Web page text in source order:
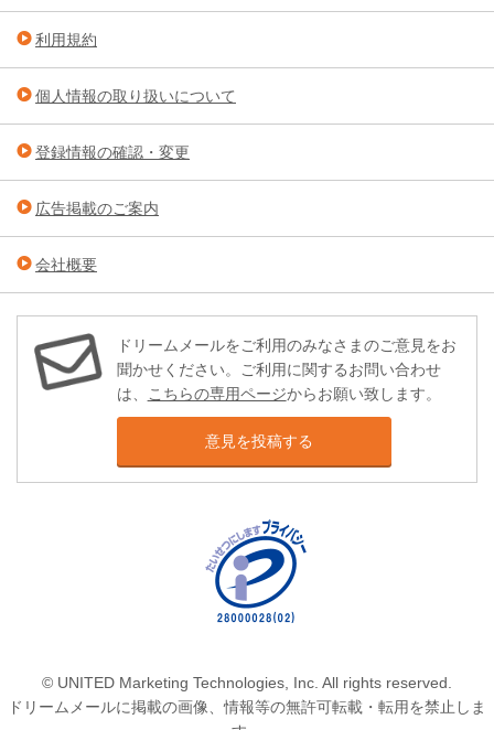
利用規約
個人情報の取り扱いについて
登録情報の確認・変更
広告掲載のご案内
会社概要
ドリームメールをご利用のみなさまのご意見をお
聞かせください。ご利用に関するお問い合わせ
は、 こちらの専用ページからお願い致します。
意見を投稿する
© UNITED Marketing Technologies, Inc. All rights reserved.
ドリームメールに掲載の画像、情報等の無許可転載・転用を禁止しま